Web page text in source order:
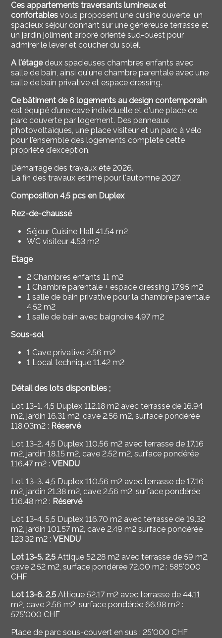
Ces appartements traversants lumineux et
confortables vous proposent une cuisine ouverte, un
spacieux séjour donnant sur une généreuse terrasse et
un jardin joliment arboré orienté sud-ouest pour
admirer le lever et coucher du soleil.
A l'étagedeux spacieuses chambres enfants avec
salle de bain, ainsi qu'une chambre parentale avec une
salle de bain privative et espace dressing.
Ce bâtiment de 6 logements au design contemporain
est équipé d’une cave individuelle et d'une place de
parc couverte par logement. Des panneaux
photovoltaïques, une place visiteur et un parc à vélo
pour l'ensemble des logements complète cette
propriété d'exception.
Démarrage des travaux été 2026.
La fin des travaux estimé pour l'automne 2027.
Composition 4,5 pcs en Duplex
Rez-de-chaussé
Séjour Cuisine Hall 41.54 m2
WC visiteur 4.53 m2
Etage
2 Chambres enfants 11 m2
1 Chambre parentale + espace dressing 17.95 m2
1 salle de bain privative pour la chambre parentale
4.52 m2
1 salle de bain avec baignoire 4.97 m2
Sous-sol
1 Cave privative 2.56 m2
1 Local technique 11.42 m2
Détail des lots disponibles ;
Lot 13-1. 4,5 Duplex 112.18 m2 avec terrasse de 16.94
m2, jardin 16.31 m2, cave 2.56 m2, surface pondérée
118.03m2 : Réservé
Lot 13-2. 4,5 Duplex 110.56 m2 avec terrasse de 17.16
m2, jardin 18.15 m2, cave 2.52 m2, surface pondérée
116.47 m2 : VENDU
Lot 13-3. 4,5 Duplex 110.56 m2 avec terrasse de 17.16
m2, jardin 21.38 m2, cave 2.56 m2, surface pondérée
116.48 m2 : Réservé
Lot 13-4. 5,5 Duplex 116.70 m2 avec terrasse de19.32
m2, jardin 101.57 m2, cave 2.49 m2 surface pondérée
123.32 m2 :VENDU
Lot 13-5. 2,5Attique 52.28 m2 avec terrasse de 59 m2,
cave 2.52 m2, surface pondérée 72.00m2 : 585'000
CHF
Lot 13-6. 2,5Attique 52.17 m2 avec terrasse de 44.11
m2, cave 2.56 m2,surface pondérée 66.98 m2 :
575'000 CHF
Place de parc sous-couvert en sus : 25'000 CHF